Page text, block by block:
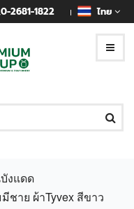
0-2681-1822 ไทย
งแดด
ชาย ผ้าTyvex สีขาว